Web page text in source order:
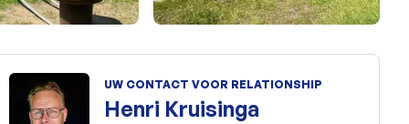
UW CONTACT VOOR RELATIONSHIP
Henri Kruisinga